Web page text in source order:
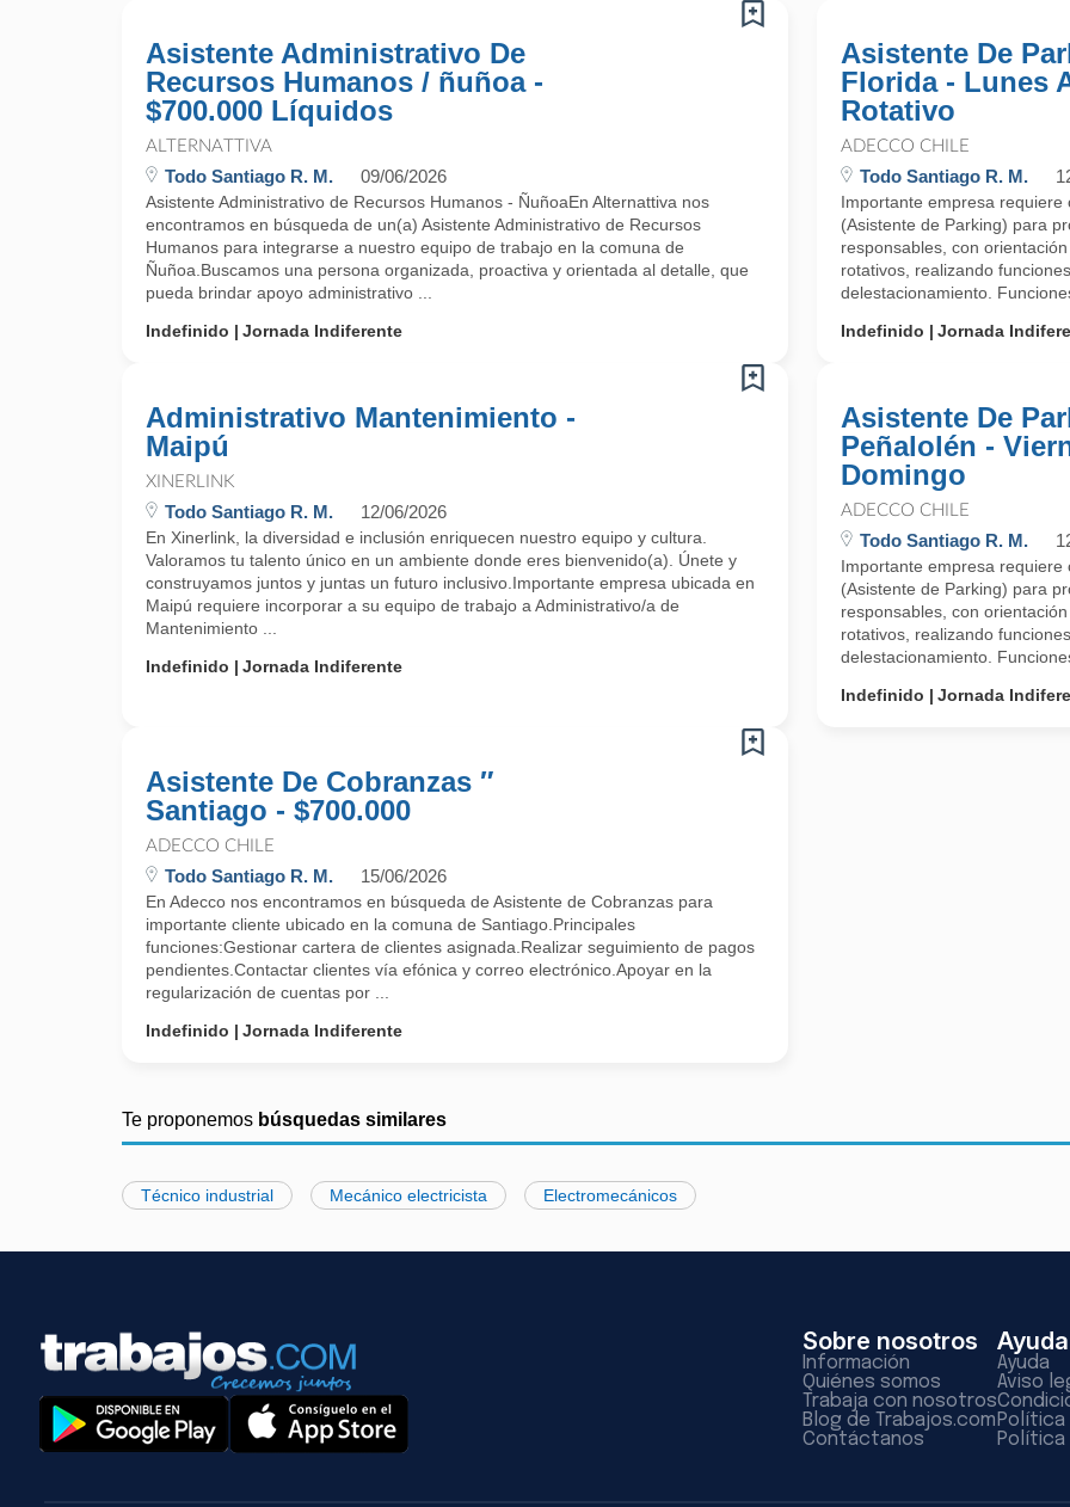
Asistente Administrativo De
Recursos Humanos / ñuñoa -
$700.000 Líquidos
ALTERNATTIVA
Todo Santiago R. M. 09/06/2026
Asistente Administrativo de Recursos Humanos - ÑuñoaEn Alternattiva nos
encontramos en búsqueda de un(a) Asistente Administrativo de Recursos
Humanos para integrarse a nuestro equipo de trabajo en la comuna de
Ñuñoa.Buscamos una persona organizada, proactiva y orientada al detalle, que
pueda brindar apoyo administrativo ...
Indefinido
Jornada Indiferente
Asistente De
Florida - Lunes
Rotativo
ADECCO CHILE
Todo Santiago R. M.
Importante empresa
(Asistente de Parking) para
responsables, con
rotativos, realizando
delestacionamiento.
Indefinido
Jornada
Administrativo Mantenimiento -
Maipú
XINERLINK
Todo Santiago R. M. 12/06/2026
En Xinerlink, la diversidad e inclusión enriquecen nuestro equipo y cultura.
Valoramos tu talento único en un ambiente donde eres bienvenido(a). Únete y
construyamos juntos y juntas un futuro inclusivo.Importante empresa ubicada en
Maipú requiere incorporar a su equipo de trabajo a Administrativo/a de
Mantenimiento ...
Indefinido
Jornada Indiferente
Asistente De
Peñalolén -
Domingo
ADECCO CHILE
Todo Santiago R. M.
Importante empresa
(Asistente de Parking) para
responsables, con
rotativos, realizando
delestacionamiento.
Indefinido
Jornada
Asistente De Cobranzas ″
Santiago - $700.000
ADECCO CHILE
Todo Santiago R. M. 15/06/2026
En Adecco nos encontramos en búsqueda de Asistente de Cobranzas para
importante cliente ubicado en la comuna de Santiago.Principales
funciones:Gestionar cartera de clientes asignada.Realizar seguimiento de pagos
pendientes.Contactar clientes vía efónica y correo electrónico.Apoyar en la
regularización de cuentas por ...
Indefinido
Jornada Indiferente
Te proponemos búsquedas similares
Técnico industrial Mecánico electricista Electromecánicos
Sobre nosotros
Información
Quiénes somos
Trabaja con nosotros
Blog de Trabajos.com
Contáctanos
Ayuda
Ayuda
Aviso